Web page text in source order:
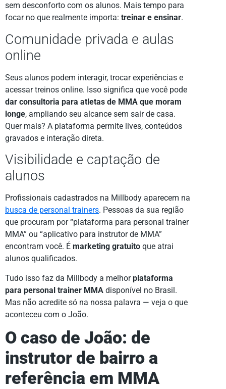
sem desconforto com os alunos. Mais tempo para
focar no que realmente importa: treinar e ensinar.
Comunidade privada e aulas
online
Seus alunos podem interagir, trocar experiências e
acessar treinos online. Isso significa que você pode
dar consultoria para atletas de MMA que moram
longe, ampliando seu alcance sem sair de casa.
Quer mais? A plataforma permite lives, conteúdos
gravados e interação direta.
Visibilidade e captação de
alunos
Profissionais cadastrados na Millbody aparecem na
busca de personal trainers. Pessoas da sua região
que procuram por “plataforma para personal trainer
MMA” ou “aplicativo para instrutor de MMA”
encontram você. É marketing gratuito que atrai
alunos qualificados.
Tudo isso faz da Millbody a melhorplataforma
para personal trainer MMA disponível no Brasil.
Mas não acredite só na nossa palavra — veja o que
aconteceu com o João.
O caso de João: de
instrutor de bairro a
referência em MMA